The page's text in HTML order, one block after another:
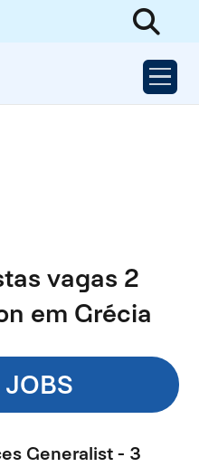
vagas 2
em Grécia
JOBS
Generalist - 3